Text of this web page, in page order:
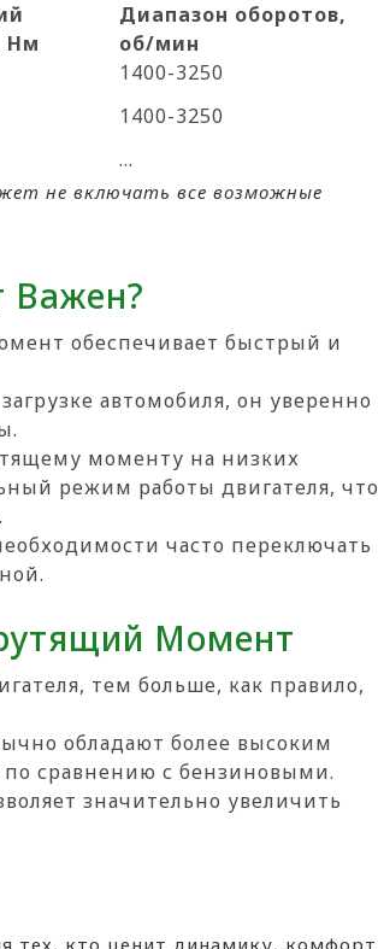
Нм
Диапазон оборотов,
об/мин
1400-3250
1400-3250
…
не включать все возможные
обеспечивает быстрый и
автомобиля, он уверенно
моменту на низких
режим работы двигателя, что
часто переключать
Момент
тем больше, как правило,
обладают более высоким
сравнению с бензиновыми.
значительно увеличить